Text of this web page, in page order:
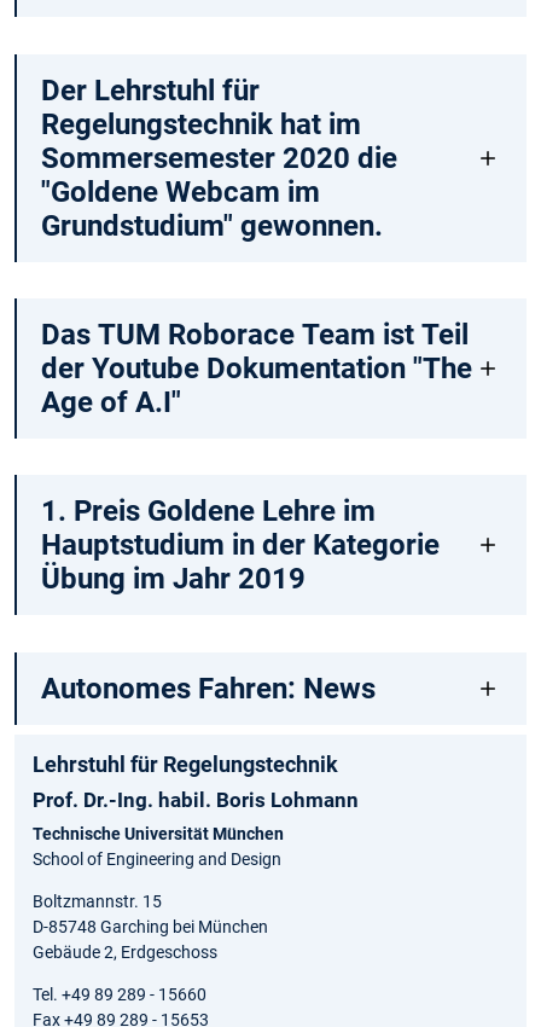
Der Lehrstuhl für
Regelungstechnik hat im
Sommersemester 2020 die
"Goldene Webcam im
Grundstudium" gewonnen.
Das TUM Roborace Team ist Teil
der Youtube Dokumentation "The
Age of A.I"
1. Preis Goldene Lehre im
Hauptstudium in der Kategorie
Übung im Jahr 2019
Autonomes Fahren: News
Lehrstuhl für Regelungstechnik
Prof. Dr.-Ing. habil. Boris Lohmann
Technische Universität München
School of Engineering and Design
Boltzmannstr. 15
D-85748 Garching bei München
Gebäude 2, Erdgeschoss
Tel. +49 89 289 - 15660
Fax +49 89 289 - 15653